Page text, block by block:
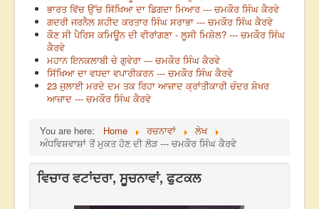
ਭਾਰਤ ਵਿੱਚ ਉੱਚ ਸਿੱਖਿਆ ਦਾ ਡਿਗਦਾ ਮਿਆਰ --- ਚਮਕੌਰ ਸਿੰਘ ਕੈਰਵੇ
ਗਦਰੀ ਜਰਨੈਲ ਸ਼ਹੀਦ ਕਰਤਾਰ ਸਿੰਘ ਸਰਾਭਾ --- ਚਮਕੌਰ ਸਿੰਘ ਕੈਰਵੇ
ਕੌਣ ਸੀ ਪੈਰਿਸ ਕਮਿਊਨ ਦੀ ਵੀਰਾਂਗਣਾ - ਲੂਸੀ ਮਿਸ਼ੇਲ? --- ਚਮਕੌਰ ਸਿੰਘ
ਕੈਰਵੇ
ਮਹਾਨ ਇਨਕਲਾਬੀ ਚੇ ਗੁਵੇਰਾ --- ਚਮਕੌਰ ਸਿੰਘ ਕੈਰਵੇ
ਸਿੱਖਿਆ ਦਾ ਵਧਦਾ ਵਪਾਰੀਕਰਨ --- ਚਮਕੌਰ ਸਿੰਘ ਕੈਰਵੇ
23 ਜੁਲਾਈ ਮਰਦੇ ਦਮ ਤਕ ਰਿਹਾ ਆਜ਼ਾਦ ਕ੍ਰਾਂਤੀਕਾਰੀ ਚੰਦਰ ਸ਼ੇਖਰ
ਆਜ਼ਾਦ --- ਚਮਕੌਰ ਸਿੰਘ ਕੈਰਵੇ
You are here: Home ਰਚਨਾਵਾਂ
ਲੇਖ
ਅੰਧਵਿਸ਼ਵਾਸ਼ਾਂ ਤੋਂ ਮੁਕਤ ਹੋਣ ਦੀ ਲੋੜ --- ਚਮਕੌਰ ਸਿੰਘ ਕੈਰਵੇ
ਵਿਚਾਰ ਵਟਾਂਦਰਾ, ਸੂਚਨਾਵਾਂ, ਫੁਟਕਲ